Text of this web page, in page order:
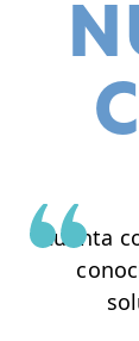
Cuenta